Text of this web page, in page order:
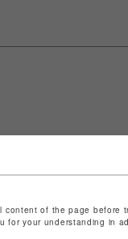
content of the page before
for your understanding in